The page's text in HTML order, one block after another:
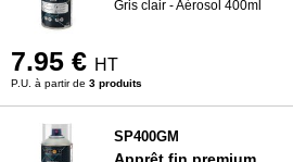
Gris clair - Aérosol 400ml
7.95 € HT
P.U. à partir de 3 produits
SP400GM